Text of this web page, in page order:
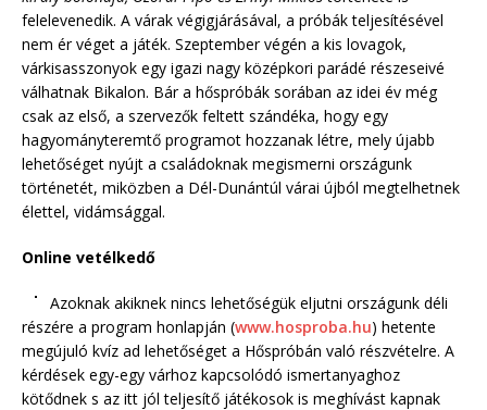
felelevenedik. A várak végigjárásával, a próbák teljesítésével
nem ér véget a játék. Szeptember végén a kis lovagok,
várkisasszonyok egy igazi nagy középkori parádé részeseivé
válhatnak Bikalon. Bár a hőspróbák sorában az idei év még
csak az első, a szervezők feltett szándéka, hogy egy
hagyományteremtő programot hozzanak létre, mely újabb
lehetőséget nyújt a családoknak megismerni országunk
történetét, miközben a Dél-Dunántúl várai újból megtelhetnek
élettel, vidámsággal.
Online vetélkedő
Azoknak akiknek nincs lehetőségük eljutni országunk déli
részére a program honlapján (www.hosproba.hu) hetente
megújuló kvíz ad lehetőséget a Hőspróbán való részvételre. A
kérdések egy-egy várhoz kapcsolódó ismertanyaghoz
kötődnek s az itt jól teljesítő játékosok is meghívást kapnak